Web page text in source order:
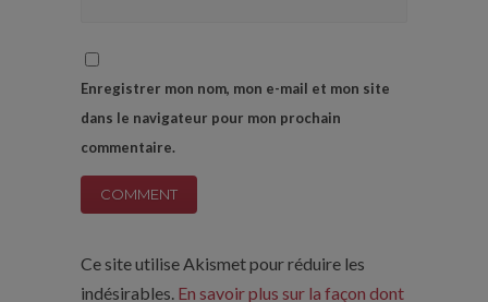
Enregistrer mon nom, mon e-mail et mon site
dans le navigateur pour mon prochain
commentaire.
Ce site utilise Akismet pour réduire les
indésirables. En savoir plus sur la façon dont